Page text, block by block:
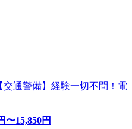
通警備】経験一切不問！電
〜15,850円